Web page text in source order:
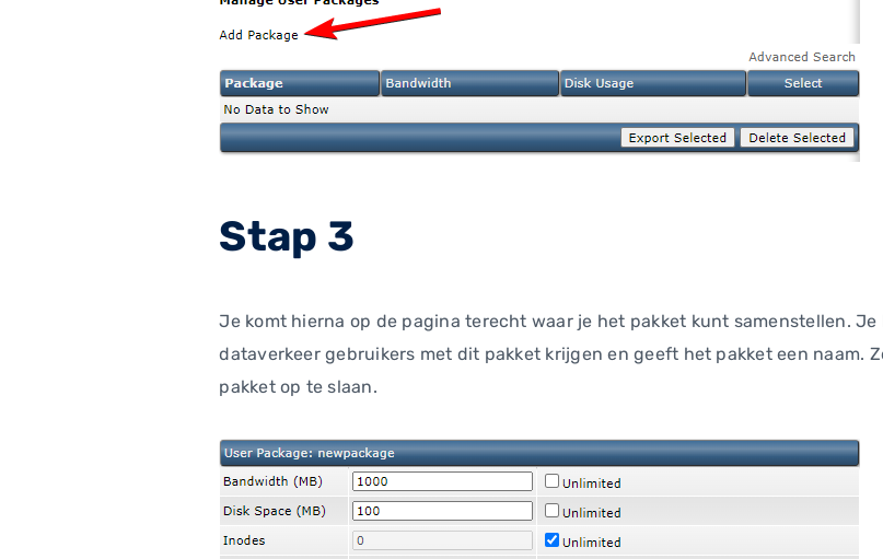
Stap 3
Je komt hierna op de pagina terecht waar je het pakket kunt samenstellen.
dataverkeer gebruikers met dit pakket krijgen en geeft het pakket een naam.
pakket op te slaan.